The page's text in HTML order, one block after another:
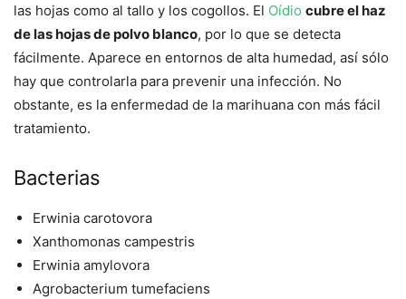
las hojas como al tallo y los cogollos. El Oídio cubre el haz
de las hojas de polvo blanco, por lo que se detecta
fácilmente. Aparece en entornos de alta humedad, así sólo
hay que controlarla para prevenir una infección. No
obstante, es la enfermedad de la marihuana con más fácil
tratamiento.
Bacterias
Erwinia carotovora
Xanthomonas campestris
Erwinia amylovora
Agrobacterium tumefaciens